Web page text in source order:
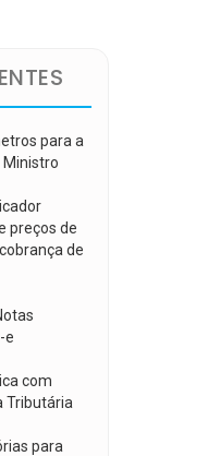
para a
Ministro
preços de
de
e
com
Tributária
para